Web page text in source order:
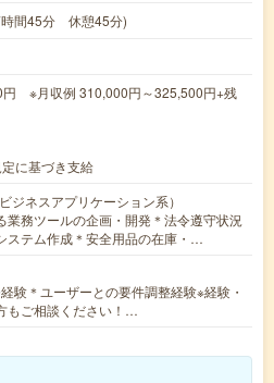
間45分 休憩45分)
円 ※月収例 310,000円～325,500円+残
に基づき支給
ジネスアプリケーション系）
業務ツールの企画・開発＊法令遵守状況
ステム作成＊安全用品の在庫・…
験＊ユーザーとの要件調整経験※経験・
もご相談ください！…